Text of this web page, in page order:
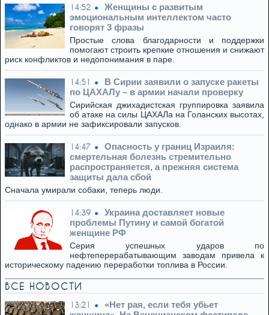
14:52
Женщины с развитым
эмоциональным интеллектом часто
говорят 3 фразы
Простые слова благодарности и поддержки
помогают строить крепкие отношения и снижают
риск конфликтов и недопонимания в паре.
14:51
В Сирии заявили о запуске ракеты
по ЦАХАЛу – в армии начали проверку
Сирийская джихадистская группировка заявила
об атаке на силы ЦАХАЛа на Голанских высотах,
однако в армии не зафиксировали запусков.
14:47
Опасность у границ Израиля:
смертельная болезнь стремительно
распространяется, а прежняя система
защиты дала сбой
Сначала умирали собаки, теперь люди.
14:39
Украина доставляет новые
проблемы Путину и самой богатой
женщине РФ
Серия успешных ударов по
нефтеперерабатывающим заводам привела к
историческому падению переработки топлива в России.
ВСЕ НОВОСТИ
13:21
«Нет рая, если тебя убьет